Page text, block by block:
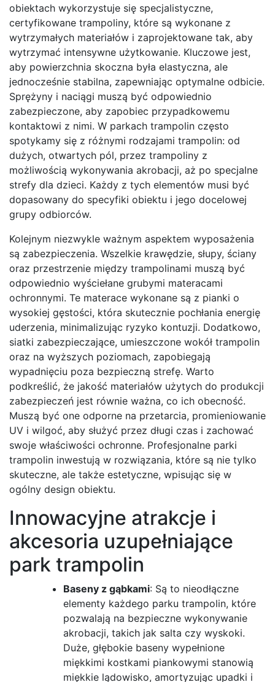
obiektach wykorzystuje się specjalistyczne,
certyfikowane trampoliny, które są wykonane z
wytrzymałych materiałów i zaprojektowane tak, aby
wytrzymać intensywne użytkowanie. Kluczowe jest,
aby powierzchnia skoczna była elastyczna, ale
jednocześnie stabilna, zapewniając optymalne odbicie.
Sprężyny i naciągi muszą być odpowiednio
zabezpieczone, aby zapobiec przypadkowemu
kontaktowi z nimi. W parkach trampolin często
spotykamy się z różnymi rodzajami trampolin: od
dużych, otwartych pól, przez trampoliny z
możliwością wykonywania akrobacji, aż po specjalne
strefy dla dzieci. Każdy z tych elementów musi być
dopasowany do specyfiki obiektu i jego docelowej
grupy odbiorców.
Kolejnym niezwykle ważnym aspektem wyposażenia
są zabezpieczenia. Wszelkie krawędzie, słupy, ściany
oraz przestrzenie między trampolinami muszą być
odpowiednio wyściełane grubymi materacami
ochronnymi. Te materace wykonane są z pianki o
wysokiej gęstości, która skutecznie pochłania energię
uderzenia, minimalizując ryzyko kontuzji. Dodatkowo,
siatki zabezpieczające, umieszczone wokół trampolin
oraz na wyższych poziomach, zapobiegają
wypadnięciu poza bezpieczną strefę. Warto
podkreślić, że jakość materiałów użytych do produkcji
zabezpieczeń jest równie ważna, co ich obecność.
Muszą być one odporne na przetarcia, promieniowanie
UV i wilgoć, aby służyć przez długi czas i zachować
swoje właściwości ochronne. Profesjonalne parki
trampolin inwestują w rozwiązania, które są nie tylko
skuteczne, ale także estetyczne, wpisując się w
ogólny design obiektu.
Innowacyjne atrakcje i
akcesoria uzupełniające
park trampolin
Baseny z gąbkami: Są to nieodłączne
elementy każdego parku trampolin, które
pozwalają na bezpieczne wykonywanie
akrobacji, takich jak salta czy wyskoki.
Duże, głębokie baseny wypełnione
miękkimi kostkami piankowymi stanowią
miękkie lądowisko, amortyzując upadki i